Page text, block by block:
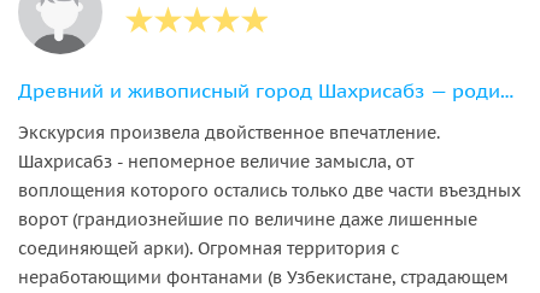
Древний и живописный город Шахрисабз — родина Тамерлана
Экскурсия произвела двойственное впечатление.
Шахрисабз - непомерное величие замысла, от
воплощения которого остались только две части въездных
ворот (грандиознейшие по величине даже лишенные
соединяющей арки). Огромная территория с
неработающими фонтанами (в Узбекистане, страдающем